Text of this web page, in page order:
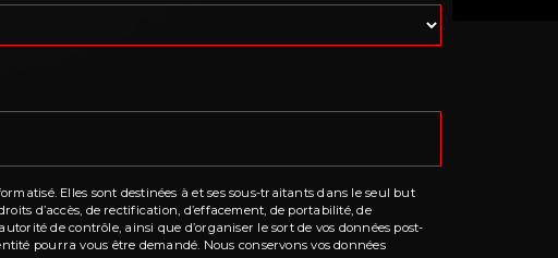
Elles sont destinées à et ses sous-traitants dans le seul but
d’accès, de rectification, d’effacement, de portabilité, de
de contrôle, ainsi que d’organiser le sort de vos données post-
pourra vous être demandé. Nous conservons vos données